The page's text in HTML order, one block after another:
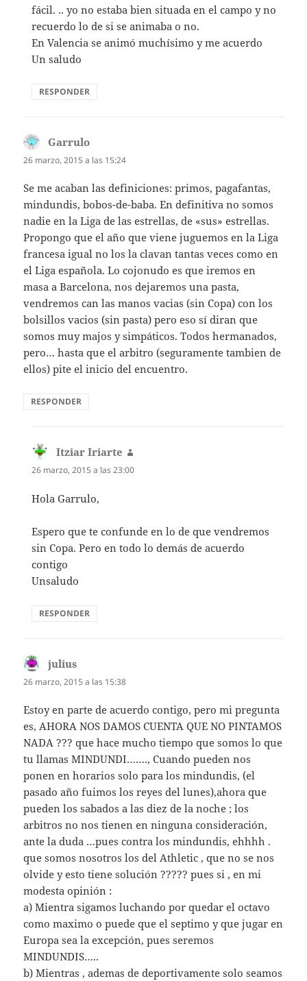
fácil. .. yo no estaba bien situada en el campo y no
recuerdo lo de si se animaba o no.
En Valencia se animó muchísimo y me acuerdo
Un saludo
RESPONDER
Garrulo
26 marzo, 2015 a las 15:24
Se me acaban las definiciones: primos, pagafantas,
mindundis, bobos-de-baba. En definitiva no somos
nadie en la Liga de las estrellas, de «sus» estrellas.
Propongo que el año que viene juguemos en la Liga
francesa igual no los la clavan tantas veces como en
el Liga española. Lo cojonudo es que iremos en
masa a Barcelona, nos dejaremos una pasta,
vendremos can las manos vacias (sin Copa) con los
bolsillos vacios (sin pasta) pero eso sí diran que
somos muy majos y simpáticos. Todos hermanados,
pero… hasta que el arbitro (seguramente tambien de
ellos) pite el inicio del encuentro.
RESPONDER
Itziar Iriarte
26 marzo, 2015 a las 23:00
Hola Garrulo,
Espero que te confunde en lo de que vendremos
sin Copa. Pero en todo lo demás de acuerdo
contigo
Unsaludo
RESPONDER
julius
26 marzo, 2015 a las 15:38
Estoy en parte de acuerdo contigo, pero mi pregunta
es, AHORA NOS DAMOS CUENTA QUE NO PINTAMOS
NADA ??? que hace mucho tiempo que somos lo que
tu llamas MINDUNDI……., Cuando pueden nos
ponen en horarios solo para los mindundis, (el
pasado año fuimos los reyes del lunes),ahora que
pueden los sabados a las diez de la noche ; los
arbitros no nos tienen en ninguna consideración,
ante la duda …pues contra los mindundis, ehhhh .
que somos nosotros los del Athletic , que no se nos
olvide y esto tiene solución ????? pues si , en mi
modesta opinión :
a) Mientra sigamos luchando por quedar el octavo
como maximo o puede que el septimo y que jugar en
Europa sea la excepción, pues seremos
MINDUNDIS…..
b) Mientras , ademas de deportivamente solo seamos